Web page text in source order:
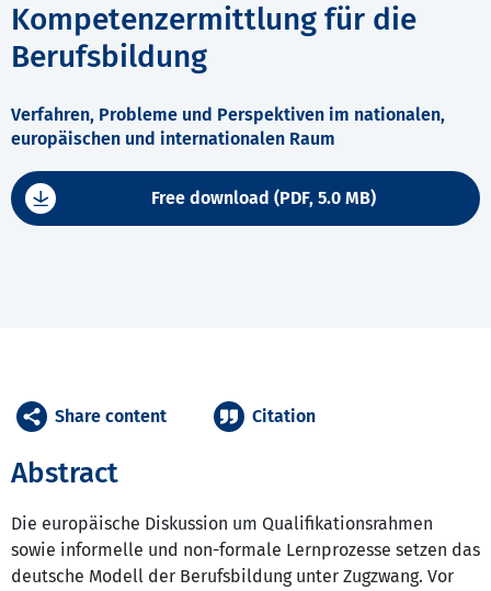
Kompetenzermittlung für die
Berufsbildung
Verfahren, Probleme und Perspektiven im nationalen,
europäischen und internationalen Raum
Free download (PDF, 5.0 MB)
Abstract
Die europäische Diskussion um Qualifikationsrahmen
sowie informelle und non-formale Lernprozesse setzen das
deutsche Modell der Berufsbildung unter Zugzwang. Vor
Share content Citation